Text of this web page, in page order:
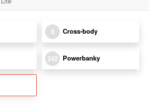
6 Cross-body
242 Powerbanky